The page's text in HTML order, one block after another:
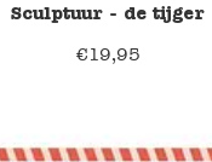
Sculptuur - de tijger
€19,95